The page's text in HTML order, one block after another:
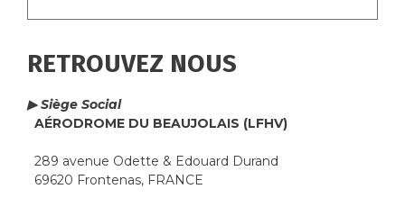
RETROUVEZ NOUS
▶ Siège Social
AÉRODROME DU BEAUJOLAIS (LFHV)
289 avenue Odette & Edouard Durand
69620 Frontenas, FRANCE